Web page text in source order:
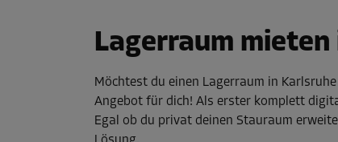
Lagerraum
Möchtest du einen Lagerraum in
Angebot für dich! Als erster komplett
Egal ob du privat deinen Stauraum